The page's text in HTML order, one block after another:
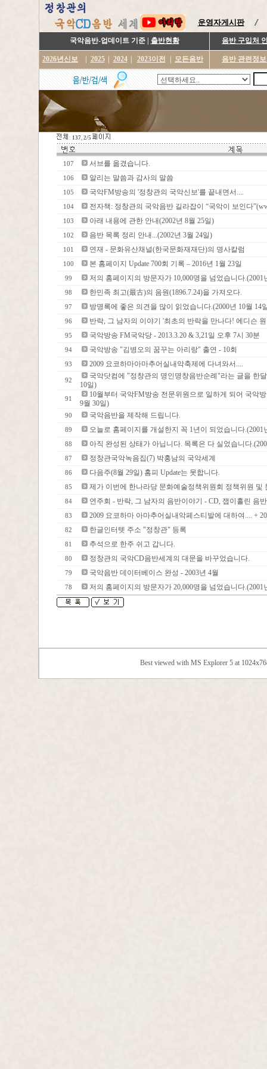
운영자게시판
국악음반-업데이트 기준 | 출반현황 음반 구입처
2026년신보 2025 2024 2023이전 모든음반 음반 관련정
: 137, 2/5
107 서브를 옮겼습니다.
106 알리는 말씀과 감사의 말씀
105 국악FM방송의 '정창관의 국악신보'를 끝내면서....
104 전자책: 정창관의 국악음반 길라잡이 “국악이 보인다
103 아래 내용에 관한 안내(2002년 8월 25일)
102 음반 목록 정리 안내...(2002년 3월 24일)
101 연재 - 문화유산채널(한국문화재재단)의 명사칼럼
100 본 홈페이지 Update 700회 기록 – 2016년 1월 23일
99 저의 홈페이지의 방문자가 10,000명을 넘었습니다.(2001
98 한민족 최고(最古)의 음원(1896.7.24)을 가져오다.
97 방명록에 좋은 의견을 많이 읽었습니다.(2000년 10월 14
96 반락, 그 남자의 이야기 '최초의 반락을 만나다! 에디슨
95 국악방송 FM국악당 - 2013.3.20 & 3,21일 오후 7시 30분
94 국악방송 "김병오의 꿈꾸는 아리랑" 출연 - 10회
93 2009 요코하마아마추어실내악축제에 다녀와서....
92
국악닷컴에 "정창관의 명인명창음반순례"라는 글을 한
10일)
91
10월부터 국악FM방송 전문위원으로 일하게 되어 국악
9월 30일)
90 국악음반을 제작해 드립니다.
89 오늘로 홈페이지를 개설한지 꼭 1년이 되었습니다.(2001
88 아직 완성된 상태가 아닙니다. 목록은 다 실었습니다
87 정창관국악녹음집(7) 박홍남의 국악세계
86 다음주(8월 29일) 홈피 Update는 못합니다.
85 제가 이번에 한나라당 문화예술정책위원회 정책위원 및
84 연주회 - 반락, 그 남자의 음반이야기 - CD, 잽이홀린 음
83 2009 요코하마 아마추어실내악페스티발에 대하여.... +
82 한글인터텟 주소 "정창관" 등록
81 추석으로 한주 쉬고 갑니다.
80 정창관의 국악CD음반세계의 대문을 바꾸었습니다.
79 국악음반 데이터베이스 완성 - 2003년 4월
78 저의 홈페이지의 방문자가 20,000명을 넘었습니다.(2001
Best viewed with MS Explorer 5 at